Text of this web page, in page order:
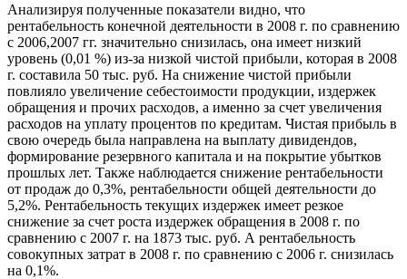
Анализируя полученные показатели видно, что
рентабельность конечной деятельности в 2008 г. по сравнению
с 2006,2007 гг. значительно снизилась, она имеет низкий
уровень (0,01 %) из-за низкой чистой прибыли, которая в 2008
г. составила 50 тыс. руб. На снижение чистой прибыли
повлияло увеличение себестоимости продукции, издержек
обращения и прочих расходов, а именно за счет увеличения
расходов на уплату процентов по кредитам. Чистая прибыль в
свою очередь была направлена на выплату дивидендов,
формирование резервного капитала и на покрытие убытков
прошлых лет. Также наблюдается снижение рентабельности
от продаж до 0,3%, рентабельности общей деятельности до
5,2%. Рентабельность текущих издержек имеет резкое
снижение за счет роста издержек обращения в 2008 г. по
сравнению с 2007 г. на 1873 тыс. руб. А рентабельность
совокупных затрат в 2008 г. по сравнению с 2006 г. снизилась
на 0,1%.